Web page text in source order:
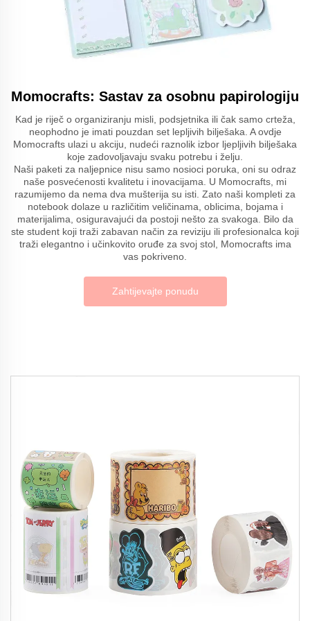
Momocrafts: Sastav za osobnu papirologiju
Kad je riječ o organiziranju misli, podsjetnika ili čak samo crteža,
neophodno je imati pouzdan set lepljivih bilješaka. A ovdje
Momocrafts ulazi u akciju, nudeći raznolik izbor ljepljivih bilješaka
koje zadovoljavaju svaku potrebu i želju.
Naši paketi za naljepnice nisu samo nosioci poruka, oni su odraz
naše posvećenosti kvalitetu i inovacijama. U Momocrafts, mi
razumijemo da nema dva mušterija su isti. Zato naši kompleti za
notebook dolaze u različitim veličinama, oblicima, bojama i
materijalima, osiguravajući da postoji nešto za svakoga. Bilo da
ste student koji traži zabavan način za reviziju ili profesionalca koji
traži elegantno i učinkovito oruđe za svoj stol, Momocrafts ima
vas pokriveno.
Zahtijevajte ponudu